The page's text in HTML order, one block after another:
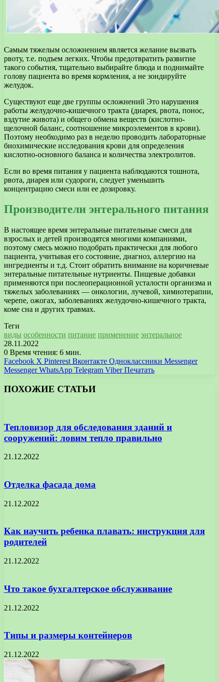
Самым тяжелым осложнением является желание вызвать
рвоту, т.е. подъем легких. Чтобы предотвратить развитие
такого события, тщательно выбирайте блюда и поднимайте
голову пациента во время кормления, а не зондируйте
желудок.
Существуют еще две группы осложнений Это нарушения
работы желудочно-кишечного тракта (диарея, рвота, понос,
вздутие живота) и общего обмена веществ (кислотно-
щелочной баланс, соотношение микроэлементов в крови).
Поэтому необходимо раз в неделю проводить лабораторные
биохимические исследования крови для определения
кислотно-основного баланса и количества электролитов.
Если во время питания у пациента наблюдаются тошнота,
рвота, диарея или судороги, следует уменьшить
концентрацию смеси или ее дозировку.
Производители энтерального питания
В настоящее время энтеральные питательные смеси для
взрослых и детей производятся многими компаниями,
поэтому смесь можно подобрать практически для любого
пациента, учитывая его состояние, диагноз, аллергию на
ингредиенты и т.д. Стоит обратить внимание на коричневые
энтеральные питательные нутриенты. Пищевые добавки
применяются при послеоперационной усталости организма и
тяжелых заболеваниях — онкологии, лучевой, химиотерапии,
черепе, ожогах, заболеваниях желудочно-кишечного тракта,
коме сна и других травмах.
Теги
виды особенности питание применение энтеральное
28.11.2022
0 Время чтения: 6 мин.
Facebook X Pinterest Вконтакте Одноклассники Messenger
Messenger WhatsApp Telegram Viber Печатать
ПОХОЖИЕ СТАТЬИ
Тепловизор для обследования зданий и
сооружений: ловим тепло правильно
21.12.2022
Отделка фасада дома
21.12.2022
Как научить ребенка плавать: инструкция для
родителей
21.12.2022
Что такое бухгалтерское обслуживание
21.12.2022
Типы и размеры контейнеров
21.12.2022